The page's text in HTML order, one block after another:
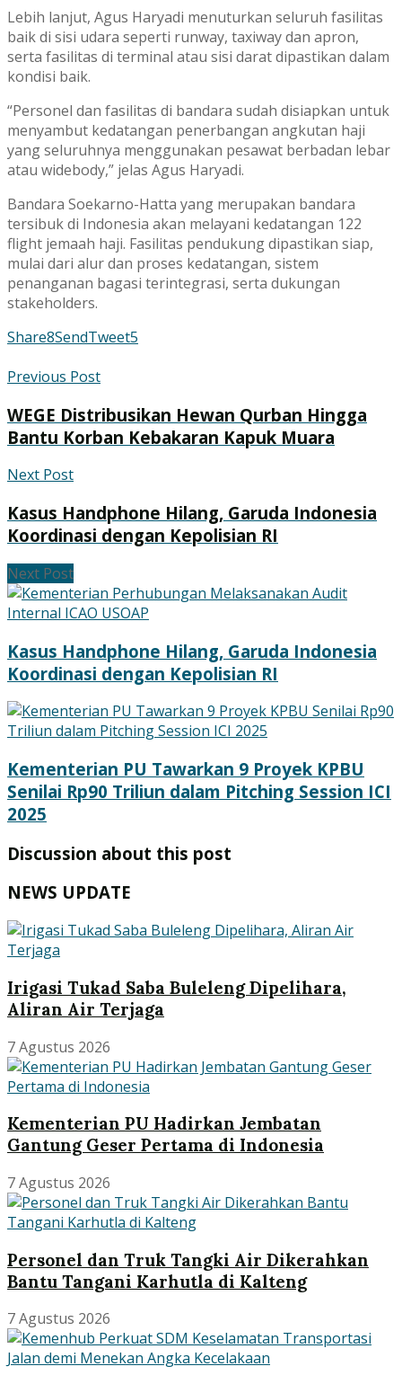
Lebih lanjut, Agus Haryadi menuturkan seluruh fasilitas
baik di sisi udara seperti runway, taxiway dan apron,
serta fasilitas di terminal atau sisi darat dipastikan dalam
kondisi baik.
“Personel dan fasilitas di bandara sudah disiapkan untuk
menyambut kedatangan penerbangan angkutan haji
yang seluruhnya menggunakan pesawat berbadan lebar
atau widebody,” jelas Agus Haryadi.
Bandara Soekarno-Hatta yang merupakan bandara
tersibuk di Indonesia akan melayani kedatangan 122
flight jemaah haji. Fasilitas pendukung dipastikan siap,
mulai dari alur dan proses kedatangan, sistem
penanganan bagasi terintegrasi, serta dukungan
stakeholders.
Share8SendTweet5
Previous Post
WEGE Distribusikan Hewan Qurban Hingga
Bantu Korban Kebakaran Kapuk Muara
Next Post
Kasus Handphone Hilang, Garuda Indonesia
Koordinasi dengan Kepolisian RI
Next Post
Kasus Handphone Hilang, Garuda Indonesia
Koordinasi dengan Kepolisian RI
Kementerian PU Tawarkan 9 Proyek KPBU
Senilai Rp90 Triliun dalam Pitching Session ICI
2025
Discussion about this post
NEWS UPDATE
Irigasi Tukad Saba Buleleng Dipelihara,
Aliran Air Terjaga
7 Agustus 2026
Kementerian PU Hadirkan Jembatan
Gantung Geser Pertama di Indonesia
7 Agustus 2026
Personel dan Truk Tangki Air Dikerahkan
Bantu Tangani Karhutla di Kalteng
7 Agustus 2026